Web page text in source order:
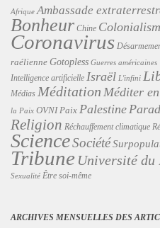
Afrique Ambassade
Bonheur Chine
Coronavirus
raélienne Gotopless Guerres américaines
Intelligence artificielle Israël L'infini
Médias Méditation Méditer
la Paix OVNI Paix Palestine
Religion Réchauffement climatique
ScienceSociété
Tribune Université du
Sexualité Être soi-même
ARCHIVES MENSUELLES DES